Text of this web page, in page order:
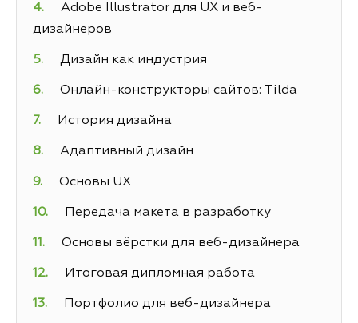
Adobe Illustrator для UX и веб-
дизайнеров
Дизайн как индустрия
Онлайн-конструкторы сайтов: Tilda
История дизайна
Адаптивный дизайн
Основы UX
Передача макета в разработку
Основы вёрстки для веб-дизайнера
Итоговая дипломная работа
Портфолио для веб-дизайнера